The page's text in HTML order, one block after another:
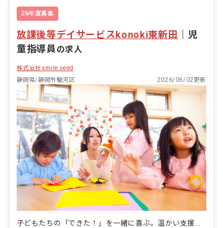
26年度募集
放課後等デイサービスkonoki東新田
児
童指導員の求人
株式会社smile seed
静岡県/静岡市駿河区
2026/06/02更新
子どもたちの「できた！」を一緒に喜ぶ。温かい支援で未来を育みませんか？